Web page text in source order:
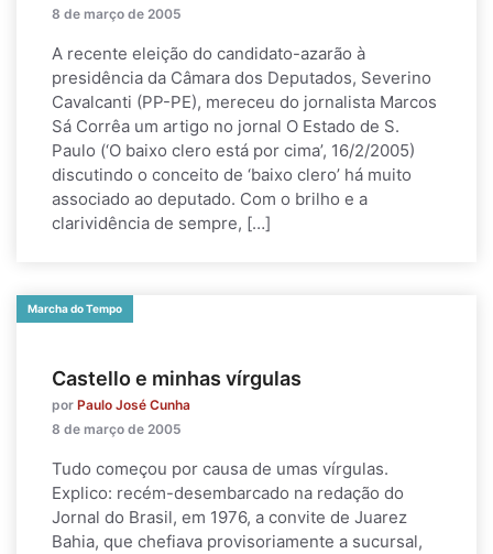
8 de março de 2005
A recente eleição do candidato-azarão à
presidência da Câmara dos Deputados, Severino
Cavalcanti (PP-PE), mereceu do jornalista Marcos
Sá Corrêa um artigo no jornal O Estado de S.
Paulo (‘O baixo clero está por cima’, 16/2/2005)
discutindo o conceito de ‘baixo clero’ há muito
associado ao deputado. Com o brilho e a
clarividência de sempre, […]
Marcha do Tempo
Castello e minhas vírgulas
por Paulo José Cunha
8 de março de 2005
Tudo começou por causa de umas vírgulas.
Explico: recém-desembarcado na redação do
Jornal do Brasil, em 1976, a convite de Juarez
Bahia, que chefiava provisoriamente a sucursal,